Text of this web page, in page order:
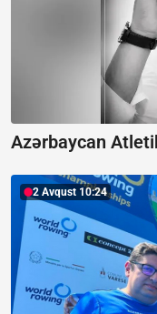
Azərbaycan
2 Avqust 10:24